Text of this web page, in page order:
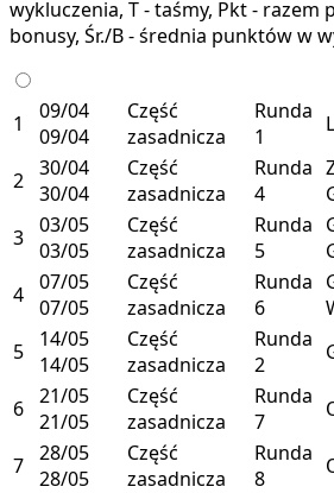
wykluczenia, T - taśmy, Pkt - razem
bonusy, Śr./B - średnia punktów w
1
09/04
09/04
Część
zasadnicza
Runda
1
2 30/04
30/04
Część
zasadnicza
Runda
4
3 03/05
03/05
Część
zasadnicza
Runda
5
4 07/05
07/05
Część
zasadnicza
Runda
6
5
14/05
14/05
Część
zasadnicza
Runda
2
6 21/05
21/05
Część
zasadnicza
Runda
7
7 28/05
28/05
Część
zasadnicza
Runda
8